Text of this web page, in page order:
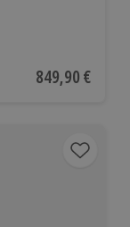
Aktueller Preis
849,90 €